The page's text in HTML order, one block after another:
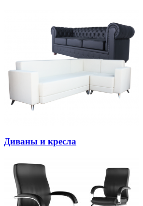
Диваны и кресла